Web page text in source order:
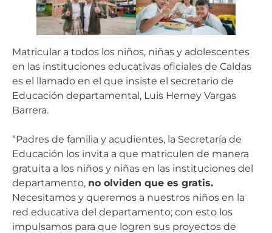
Matricular a todos los niños, niñas y adolescentes
en las instituciones educativas oficiales de Caldas
es el llamado en el que insiste el secretario de
Educación departamental, Luis Herney Vargas
Barrera.
“Padres de familia y acudientes, la Secretaría de
Educación los invita a que matriculen de manera
gratuita a los niños y niñas en las instituciones del
departamento, no olviden que es gratis.
Necesitamos y queremos a nuestros niños en la
red educativa del departamento; con esto los
impulsamos para que logren sus proyectos de